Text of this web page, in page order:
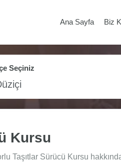
Ana Sayfa Biz
Seçiniz
Kursu
Taşıtlar Sürücü Kursu